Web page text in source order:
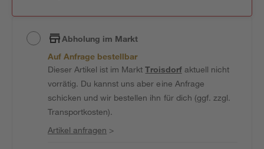
Abholung im Markt
Auf Anfrage bestellbar
Dieser Artikel ist im MarktTroisdorfaktuell nicht
vorrätig. Du kannst uns aber eine Anfrage
schicken und wir bestellen ihn für dich (ggf. zzgl.
Transportkosten).
Artikel anfragen >